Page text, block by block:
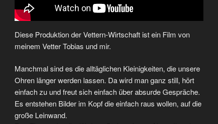
Diese Produktion der Vettern-Wirtschaft ist ein Film von
meinem Vetter Tobias und mir.
Manchmal sind es die alltäglichen Kleinigkeiten, die unsere
Ohren länger werden lassen. Da wird man ganz still, hört
einfach zu und freut sich einfach über absurde Gespräche.
Es entstehen Bilder im Kopf die einfach raus wollen, auf die
große Leinwand.